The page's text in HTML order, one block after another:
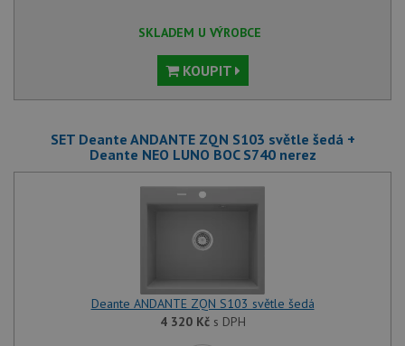
SKLADEM U VÝROBCE
KOUPIT
SET Deante ANDANTE ZQN S103 světle šedá +
Deante NEO LUNO BOC S740 nerez
Deante ANDANTE ZQN S103 světle šedá
4 320 Kčs DPH